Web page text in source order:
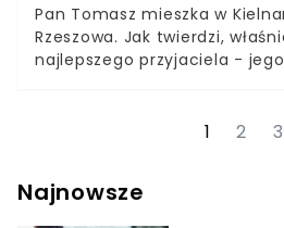
Pan Tomasz mieszka w
Rzeszowa. Jak twierdzi,
najlepszego przyjaciela -
wcześniej widział, jak pod
gościa i cały się trząsł, ale
1 2 3
Najnowsze